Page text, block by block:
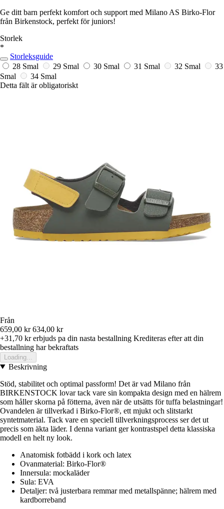
Ge ditt barn perfekt komfort och support med Milano AS Birko-Flor
från Birkenstock, perfekt för juniors!
Storlek
*
Storleksguide
28 Smal
29 Smal 30 Smal 31 Smal 32 Smal
33
Smal
34 Smal
Detta fält är obligatoriskt
Från
659,00 kr 634,00 kr
+31,70 krerbjuds pa din nasta bestallning Krediteras efter att din
bestallning har bekraftats
Loading...
Beskrivning
Stöd, stabilitet och optimal passform! Det är vad Milano från
BIRKENSTOCK lovar tack vare sin kompakta design med en hälrem
som håller skorna på fötterna, även när de utsätts för tuffa belastningar!
Ovandelen är tillverkad i Birko-Flor®, ett mjukt och slitstarkt
syntetmaterial. Tack vare en speciell tillverkningsprocess ser det ut
precis som äkta läder. I denna variant ger kontrastspel detta klassiska
modell en helt ny look.
Anatomisk fotbädd i kork och latex
Ovanmaterial: Birko-Flor®
Innersula: mockaläder
Sula: EVA
Detaljer: två justerbara remmar med metallspänne; hälrem med
kardborreband